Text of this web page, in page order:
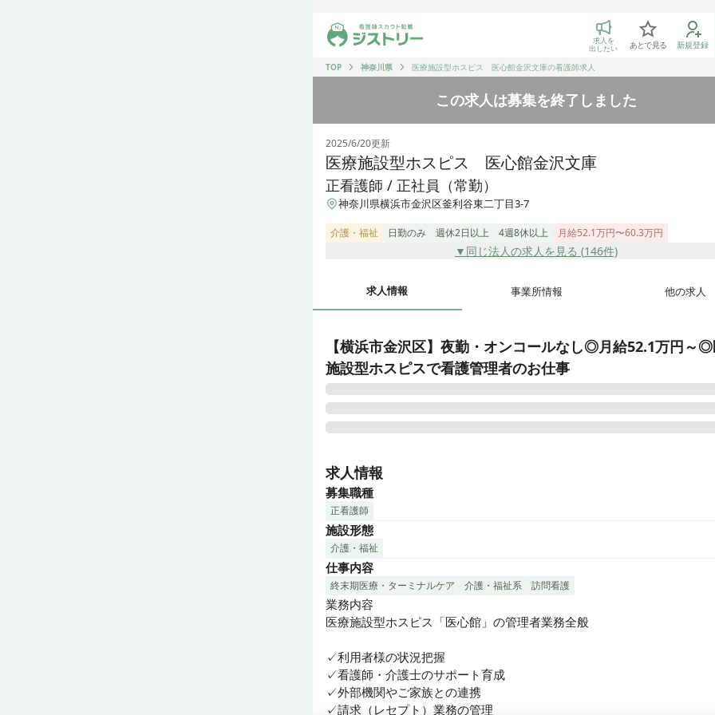
ジストリー 看護師の転職マッチング
求人を
出したい あとで見る 新規登録
TOP
神奈川県 医療施設型ホスピス 医心館金沢文庫の看護師求人
この求人は募集を終了しました
2025/6/20更新
医療施設型ホスピス 医心館金沢文庫
正看護師 / 正社員（常勤）
神奈川県横浜市金沢区釜利谷東二丁目3-7
介護・福祉 日勤のみ 週休2日以上 4週8休以上 月給52.1万円〜60.3万円
▼同じ法人の求人を見る (146件)
求人情報 事業所情報 他の求人
【横浜市金沢区】夜勤・オンコールなし◎月給52.1万円～
施設型ホスピスで看護管理者のお仕事
れし、大切な時間を穏やかに過ごしていただくための、安らぎの療養の
す。医療施設型ホスピスとして皆様からのニーズにお応えし、療養環境
間格差の是正に貢献するため、全国各地で医心館を展開しています。
終末期のがんや神経変性疾患を患う方、人工呼吸器を使用している方、
喀痰吸引が必要な方――などの医療依存度が高い方々。そうした方々に
て療養生活を送っていただくため、充実の人員体制を整えています。
今回、医心館に併設する訪問看護・訪問介護ステーションの管理者とし
ムをまとめる役割を担う「看護管理者」を募集いたします。
求人情報
募集職種
正看護師
施設形態
介護・福祉
仕事内容
終末期医療・ターミナルケア 介護・福祉系 訪問看護
業務内容
医療施設型ホスピス「医心館」の管理者業務全般
✓利用者様の状況把握
✓看護師・介護士のサポート育成
✓外部機関やご家族との連携
✓請求（レセプト）業務の管理